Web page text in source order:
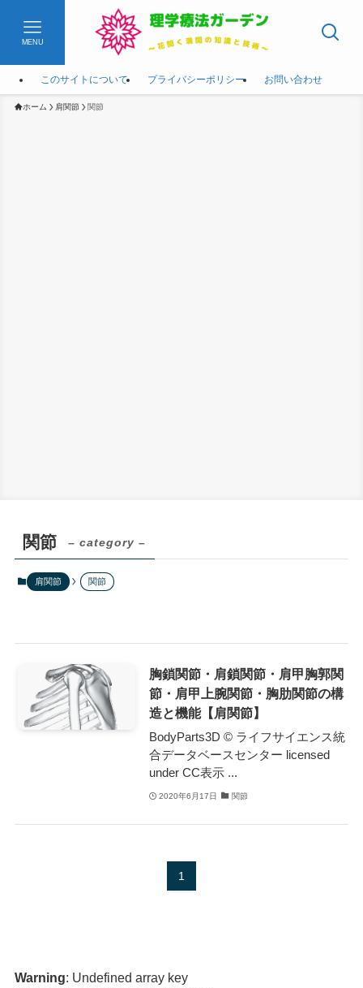
MENU
このサイトについて プライバシーポリシー お問い合わせ
ホーム 肩関節 関節
関節 – category –
肩関節 関節
胸鎖関節・肩鎖関節・肩甲胸郭関
節・肩甲上腕関節・胸肋関節の構
造と機能【肩関節】
BodyParts3D © ライフサイエンス統
合データベースセンター licensed
under CC表示 ...
2020年6月17日 関節
1
Warning: Undefined array key